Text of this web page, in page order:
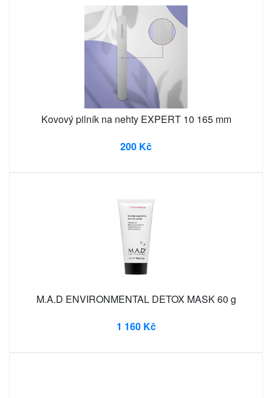
Kovový pilník na nehty EXPERT 10 165 mm
200 Kč
M.A.D ENVIRONMENTAL DETOX MASK 60 g
1 160 Kč